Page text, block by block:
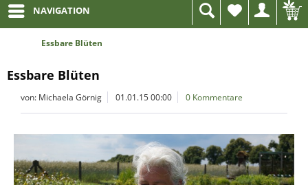
NAVIGATION
Wunschliste
Essbare Blüten
Essbare Blüten
von: Michaela Görnig 01.01.15 00:00 0 Kommentare